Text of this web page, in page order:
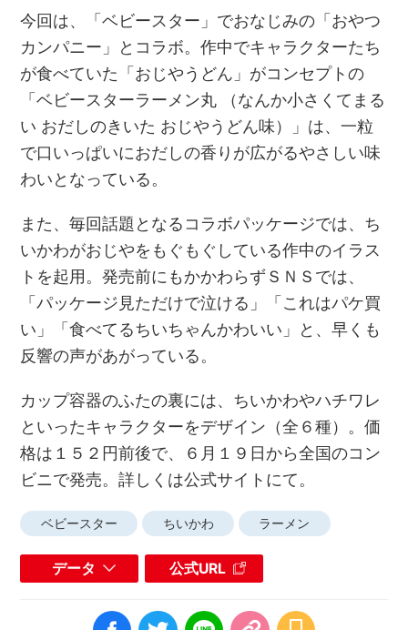
今回は、「ベビースター」でおなじみの「おやつ
カンパニー」とコラボ。作中でキャラクターたち
が食べていた「おじやうどん」がコンセプトの
「ベビースターラーメン丸 （なんか小さくてまる
い おだしのきいた おじやうどん味）」は、一粒
で口いっぱいにおだしの香りが広がるやさしい味
わいとなっている。
また、毎回話題となるコラボパッケージでは、ち
いかわがおじやをもぐもぐしている作中のイラス
トを起用。発売前にもかかわらずＳＮＳでは、
「パッケージ見ただけで泣ける」「これはパケ買
い」「食べてるちいちゃんかわいい」と、早くも
反響の声があがっている。
カップ容器のふたの裏には、ちいかわやハチワレ
といったキャラクターをデザイン（全６種）。価
格は１５２円前後で、６月１９日から全国のコン
ビニで発売。詳しくは公式サイトにて。
ベビースター ちいかわ ラーメン
データ 公式URL